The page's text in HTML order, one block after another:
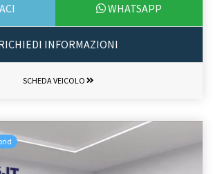
WHATSAPP
INFORMAZIONI
SCHEDA VEICOLO